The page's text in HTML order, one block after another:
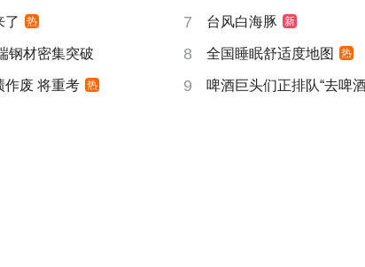
了 热 7 台风白海豚 新
钢材密集突破 8 全国睡眠舒适度地图 热
作废 将重考 热 9 啤酒巨头们正排队“去啤